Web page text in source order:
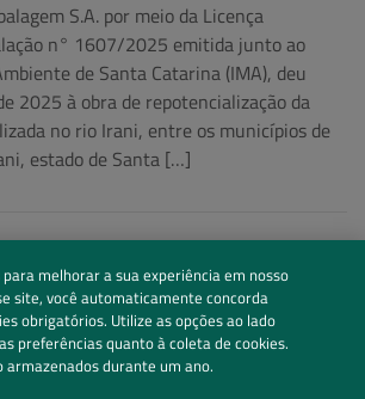
S.A. por meio da Licença
n° 1607/2025 emitida junto ao
de Santa Catarina (IMA), deu
2025 à obra de repotencialização da
no rio Irani, entre os municípios de
estado de Santa […]
melhorar a sua experiência em nosso
site, você automaticamente concorda
obrigatórios. Utilize as opções ao lado
preferências quanto à coleta de cookies.
armazenados durante um ano.